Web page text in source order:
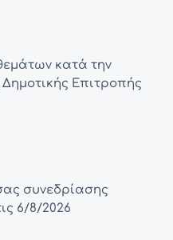
κατά την
Επιτροπής
συνεδρίασης
6/8/2026